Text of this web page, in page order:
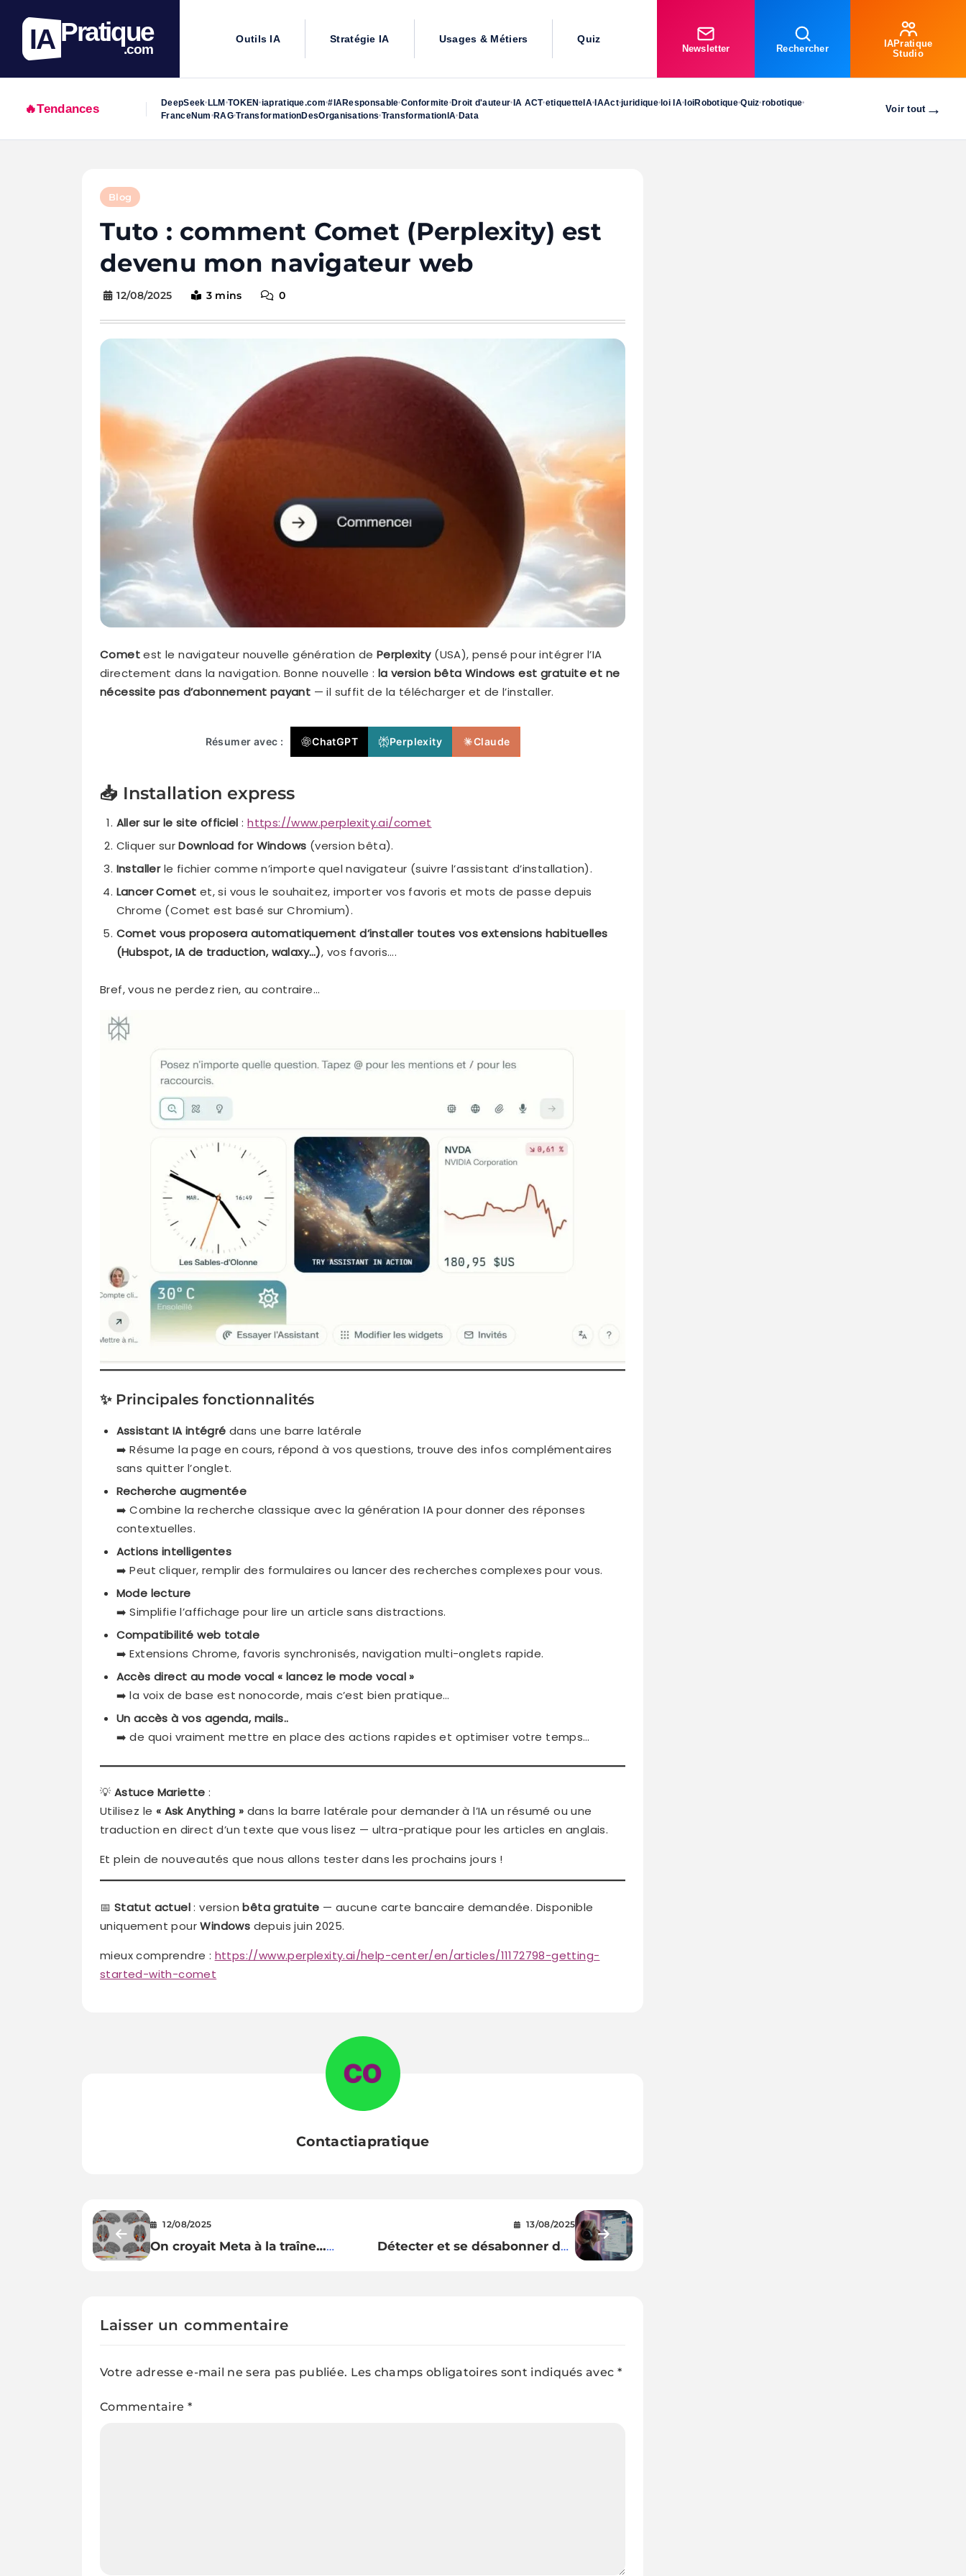
IA Pratique
.com
Outils IA Stratégie IA Usages & Métiers Quiz
Newsletter Rechercher
IAPratique
Studio
🔥Tendances DeepSeek• LLM •TOKEN•iapratique.com•#IAResponsable•Conformite• Droit d'auteur• IA ACT•etiquetteIA• IAAct•juridique• loi IA• loiRobotique•Quiz•robotique•
FranceNum • RAG•TransformationDesOrganisations•TransformationIA• Data
Voir tout→
Blog
Tuto : comment Comet (Perplexity) est
devenu mon navigateur web
12/08/2025 3 mins 0
Cometest le navigateur nouvelle génération de Perplexity(USA), pensé pour intégrer l’IA
directement dans la navigation. Bonne nouvelle : la version bêta Windows est gratuite et ne
nécessite pas d’abonnement payant — il suffit de la télécharger et de l’installer.
Résumer avec : ChatGPT Perplexity Claude
📥 Installation express
Aller sur le site officiel :https://www.perplexity.ai/comet
Cliquer surDownload for Windows (version bêta).
Installerle fichier comme n’importe quel navigateur (suivre l’assistant d’installation).
Lancer Comet et, si vous le souhaitez, importer vos favoris et mots de passe depuis
Chrome (Comet est basé sur Chromium).
Comet vous proposera automatiquement d’installer toutes vos extensions habituelles
(Hubspot, IA de traduction, walaxy…), vos favoris….
Bref, vous ne perdez rien, au contraire…
✨ Principales fonctionnalités
Assistant IA intégré dans une barre latérale
➡️ Résume la page en cours, répond à vos questions, trouve des infos complémentaires
sans quitter l’onglet.
Recherche augmentée
➡️ Combine la recherche classique avec la génération IA pour donner des réponses
contextuelles.
Actions intelligentes
➡️ Peut cliquer, remplir des formulaires ou lancer des recherches complexes pour vous.
Mode lecture
➡️ Simplifie l’affichage pour lire un article sans distractions.
Compatibilité web totale
➡️ Extensions Chrome, favoris synchronisés, navigation multi-onglets rapide.
Accès direct au mode vocal « lancez le mode vocal »
➡️ la voix de base est nonocorde, mais c’est bien pratique…
Un accès à vos agenda, mails..
➡️ de quoi vraiment mettre en place des actions rapides et optimiser votre temps…
💡 Astuce Mariette :
Utilisez le « Ask Anything » dans la barre latérale pour demander à l’IA un résumé ou une
traduction en direct d’un texte que vous lisez — ultra-pratique pour les articles en anglais.
Et plein de nouveautés que nous allons tester dans les prochains jours !
📅 Statut actuel: versionbêta gratuite — aucune carte bancaire demandée. Disponible
uniquement pourWindows depuis juin 2025.
mieux comprendre : https://www.perplexity.ai/help-center/en/articles/11172798-getting-
started-with-comet
Contactiapratique
12/08/2025
On croyait Meta à la traîne…
13/08/2025
Détecter et se désabonner des
Laisser un commentaire
Votre adresse e-mail ne sera pas publiée. Les champs obligatoires sont indiqués avec *
Commentaire *